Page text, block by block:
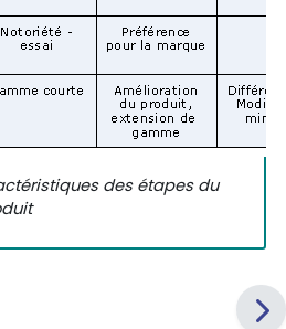
des étapes du